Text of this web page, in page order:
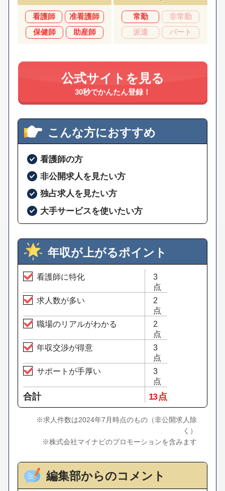
看護師
准看護師
保健師
助産師
常勤
非常勤
派遣
パート
公式サイトを見る
30秒でかんたん登録！
こんな方におすすめ
看護師の方
非公開求人を見たい方
独占求人を見たい方
大手サービスを使いたい方
年収が上がるポイント
看護師に特化
3
点
求人数が多い
2
点
職場のリアルがわかる
2
点
年収交渉が得意
3
点
サポートが手厚い
3
点
合計 13 点
※求人件数は2024年7月時点のもの（非公開求人除
く）
※株式会社マイナビのプロモーションを含みます
編集部からのコメント